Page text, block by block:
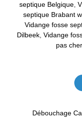
septique Belgique
septique Brabant
Vidange fosse
Dilbeek, Vidange
pas cher,
Débouchage